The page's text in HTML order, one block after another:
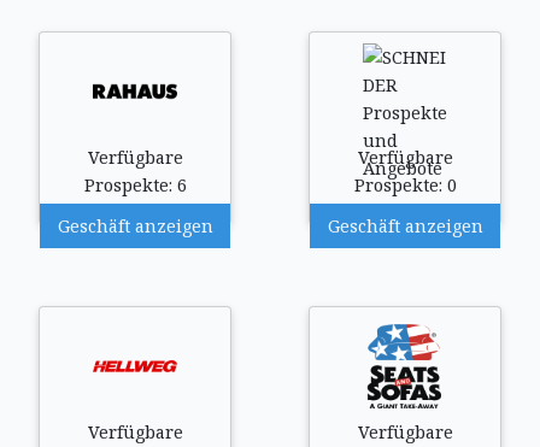
Verfügbare
Prospekte: 6
Geschäft anzeigen
Verfügbare
Prospekte: 0
Geschäft anzeigen
Verfügbare
Verfügbare